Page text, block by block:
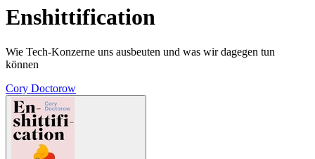
Enshittification
Wie Tech-Konzerne uns ausbeuten und was wir dagegen tun
können
Cory Doctorow